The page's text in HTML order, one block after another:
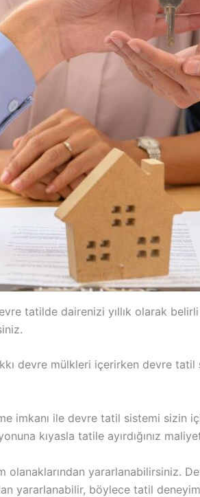
tatilde dairenizi yıllık olarak
devre mülkleri içerirken devre
imkanı ile devre tatil sistemi
kıyasla tatile ayırdığınız
yararlanabilirsiniz.
yararlanabilir, böylece tatil